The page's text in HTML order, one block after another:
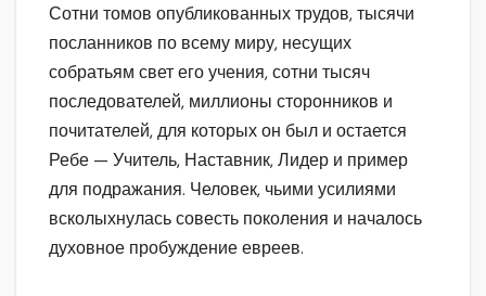
Сотни томов опубликованных трудов, тысячи
посланников по всему миру, несущих
собратьям свет его учения, сотни тысяч
последователей, миллионы сторонников и
почитателей, для которых он был и остается
Ребе — Учитель, Наставник, Лидер и пример
для подражания. Человек, чьими усилиями
всколыхнулась совесть поколения и началось
духовное пробуждение евреев.